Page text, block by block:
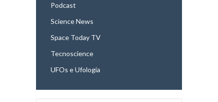
Podcast
Science News
Space Today TV
Tecnoscience
UFOs e Ufologia